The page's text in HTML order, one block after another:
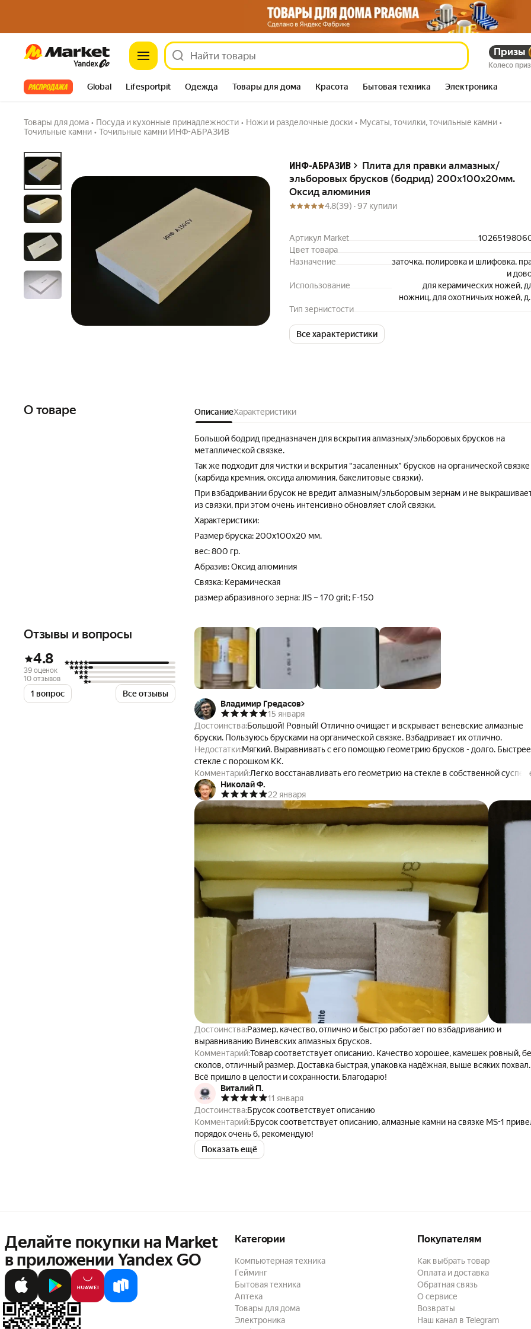
Market Призы
Колесо
Все хиты Global Lifesportpit Одежда Товары для дома Красота Бытовая техника Электроника
Товары для дома • Посуда и кухонные принадлежности • Ножи и разделочные доски • Мусаты, точилки, точильные камни •
Точильные камни • Точильные камни ИНФ-АБРАЗИВ
ИНФ-АБРАЗИВ
Плита для правки алмазных/
эльборовых брусков (бодрид) 200х100х20мм.
Оксид алюминия
4.8(39) ·97 купили
Артикул Market
Цвет товара
Назначение
заточка, полировка и шлифовка,
и
Использование
для керамических ножей,
ножниц, для охотничьих ножей,
Тип зернистости
Все характеристики
Плита для правки алмазных/эльборовых брусков (бодрид)
200х100х20мм. Оксид алюминия
97 купили 1 вопрос
960 827сум
О товаре ОписаниеХарактеристики
Большой бодрид предназначен для вскрытия алмазных/эльборовых брусков на
металлической связке.
Так же подходит для чистки и вскрытия “засаленных” брусков на органической связке
(карбида кремния, оксида алюминия, бакелитовые связки).
При взбадривании брусок не вредит алмазным/эльборовым зернам и не
из связки, при этом очень интенсивно обновляет слой связки.
Характеристики:
Размер бруска: 200х100х20 мм.
вес: 800 гр.
Абразив: Оксид алюминия
Связка: Керамическая
размер абразивного зерна: JIS – 170 grit; F-150
Отзывы и вопросы
4.8
39 оценок
10 отзывов
1 вопрос
Все отзывы
Владимир Гредасов
15 января
Достоинства:Большой! Ровный! Отлично очищает и вскрывает веневские алмазные
бруски. Пользуюсь брусками на органической связке. Взбадривает их отлично.
Недостатки:Мягкий. Выравнивать с его помощью геометрию брусков - долго.
стекле с порошком КК.
Комментарий:Легко восстанавливать его геометрию на стекле в собственной
Выделяет её очень обильно.
Николай Ф.
22 января
Достоинства:Размер, качество, отлично и быстро работает по взбадриванию и
выравниванию Виневских алмазных брусков.
Комментарий:Товар соответствует описанию. Качество хорошее, камешек ровный,
сколов, отличный размер. Доставка быстрая, упаковка надёжная, выше всяких похвал.
Всё пришло в целости и сохранности. Благодарю!
Виталий П.
11 января
Достоинства:Брусок соответствует описанию
Комментарий:Брусок соответствует описанию, алмазные камни на связке МS-1
порядок очень б, рекомендую!
Показать ещё
Делайте покупки на Market
в приложении Yandex GO
Категории
Компьютерная техника
Гейминг
Бытовая техника
Аптека
Товары для дома
Электроника
Покупателям
Как выбрать товар
Оплата и доставка
Обратная связь
О сервисе
Возвраты
Наш канал в Telegram